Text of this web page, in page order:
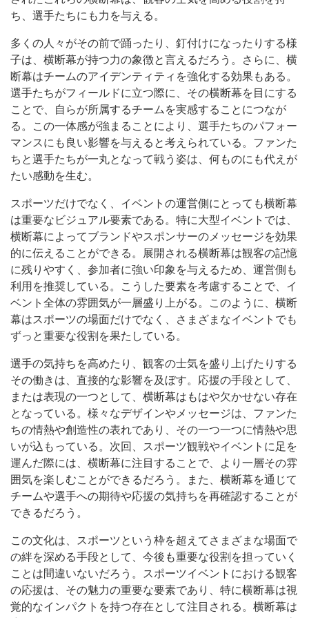
ち、選手たちにも力を与える。
多くの人々がその前で踊ったり、釘付けになったりする様
子は、横断幕が持つ力の象徴と言えるだろう。さらに、横
断幕はチームのアイデンティティを強化する効果もある。
選手たちがフィールドに立つ際に、その横断幕を目にする
ことで、自らが所属するチームを実感することにつなが
る。この一体感が強まることにより、選手たちのパフォー
マンスにも良い影響を与えると考えられている。ファンた
ちと選手たちが一丸となって戦う姿は、何ものにも代えが
たい感動を生む。
スポーツだけでなく、イベントの運営側にとっても横断幕
は重要なビジュアル要素である。特に大型イベントでは、
横断幕によってブランドやスポンサーのメッセージを効果
的に伝えることができる。展開される横断幕は観客の記憶
に残りやすく、参加者に強い印象を与えるため、運営側も
利用を推奨している。こうした要素を考慮することで、イ
ベント全体の雰囲気が一層盛り上がる。このように、横断
幕はスポーツの場面だけでなく、さまざまなイベントでも
ずっと重要な役割を果たしている。
選手の気持ちを高めたり、観客の士気を盛り上げたりする
その働きは、直接的な影響を及ぼす。応援の手段として、
または表現の一つとして、横断幕はもはや欠かせない存在
となっている。様々なデザインやメッセージは、ファンた
ちの情熱や創造性の表れであり、その一つ一つに情熱や思
いが込もっている。次回、スポーツ観戦やイベントに足を
運んだ際には、横断幕に注目することで、より一層その雰
囲気を楽しむことができるだろう。また、横断幕を通じて
チームや選手への期待や応援の気持ちを再確認することが
できるだろう。
この文化は、スポーツという枠を超えてさまざまな場面で
の絆を深める手段として、今後も重要な役割を担っていく
ことは間違いないだろう。スポーツイベントにおける観客
の応援は、その魅力の重要な要素であり、特に横断幕は視
覚的なインパクトを持つ存在として注目される。横断幕は